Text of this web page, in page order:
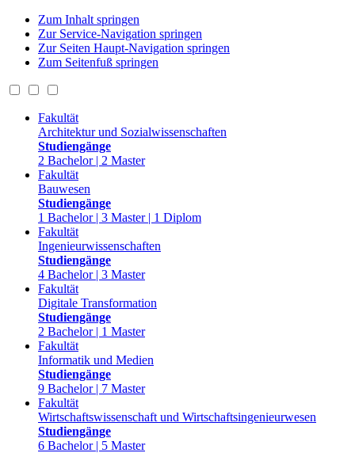
Zum Inhalt springen
Zur Service-Navigation springen
Zur Seiten Haupt-Navigation springen
Zum Seitenfuß springen
Fakultät
Architektur und Sozialwissenschaften
Studiengänge
2 Bachelor | 2 Master
Fakultät
Bauwesen
Studiengänge
1 Bachelor | 3 Master | 1 Diplom
Fakultät
Ingenieurwissenschaften
Studiengänge
4 Bachelor | 3 Master
Fakultät
Digitale Transformation
Studiengänge
2 Bachelor | 1 Master
Fakultät
Informatik und Medien
Studiengänge
9 Bachelor | 7 Master
Fakultät
Wirtschaftswissenschaft und Wirtschaftsingenieurwesen
Studiengänge
6 Bachelor | 5 Master